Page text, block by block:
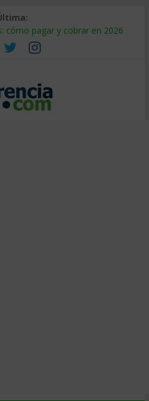
cómo pagar y cobrar en 2026
por qué sale tan caro
cómo auditarla a tiempo
de suministro: qué hacer
cómo segmentarlo y venderle